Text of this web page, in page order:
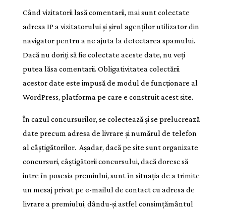
Când vizitatorii lasă comentarii, mai sunt colectate
adresa IP a vizitatorului și șirul agenților utilizator din
navigator pentru a ne ajuta la detectarea spamului.
Dacă nu doriți să fie colectate aceste date, nu veți
putea lăsa comentarii. Obligativitatea colectării
acestor date este impusă de modul de funcționare al
WordPress, platforma pe care e construit acest site.
În cazul concursurilor, se colectează și se prelucrează
date precum adresa de livrare și numărul de telefon
al câștigătorilor. Așadar, dacă pe site sunt organizate
concursuri, câștigătorii concursului, dacă doresc să
intre în posesia premiului, sunt în situația de a trimite
un mesaj privat pe e-mailul de contact cu adresa de
livrare a premiului, dându-și astfel consimțământul